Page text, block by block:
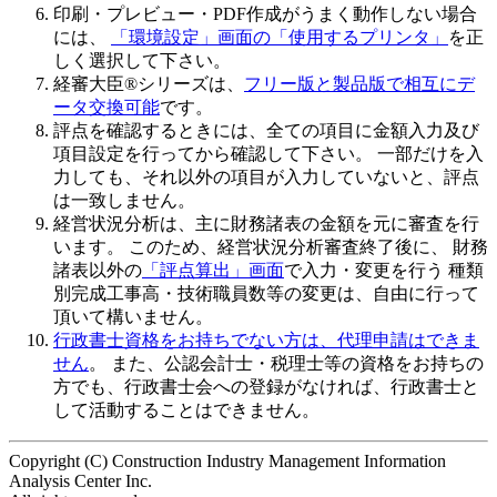
印刷・プレビュー・PDF作成がうまく動作しない場合
には、
「環境設定」画面の「使用するプリンタ」
を正
しく選択して下さい。
経審大臣®シリーズは、 フリー版と製品版で相互にデ
ータ交換可能です。
評点を確認するときには、全ての項目に金額入力及び
項目設定を行ってから確認して下さい。 一部だけを入
力しても、それ以外の項目が入力していないと、評点
は一致しません。
経営状況分析は、主に財務諸表の金額を元に審査を行
います。 このため、 経営状況分析審査終了後に、 財務
諸表以外の 「評点算出」画面で入力・変更を行う 種類
別完成工事高・技術職員数等の変更は、自由に行って
頂いて構いません。
行政書士資格をお持ちでない方は、代理申請はできま
せん。 また、公認会計士・税理士等の資格をお持ちの
方でも、行政書士会への登録がなければ、行政書士と
して活動することはできません。
Copyright (C) Construction Industry Management Information
Analysis Center Inc.